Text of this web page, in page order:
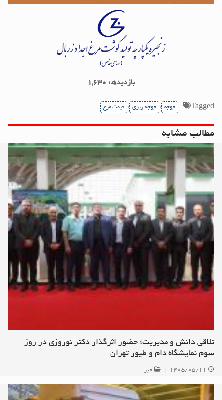
بازدیدها: ۱,۶۳۰
Tagged جوجه ، جوجه ریزی ، قیمت مرغ
مطالب مشابه
تلاقی دانش و مدیریت؛ حضور اثرگذار دکتر نوروزی در روز
سوم نمایشگاه دام و طیور تهران
۱۴۰۵/۰۵/۱۱ خبر